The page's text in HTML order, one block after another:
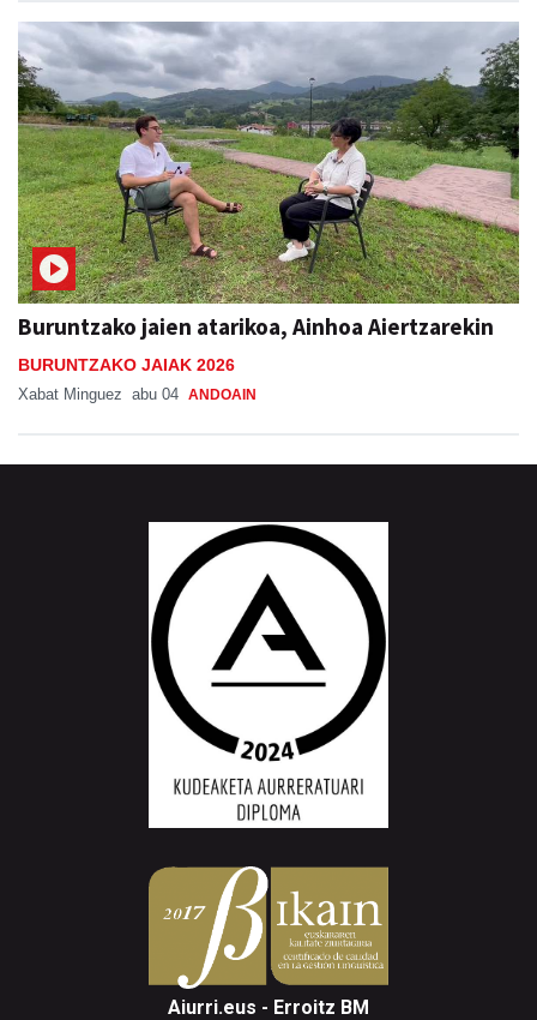
Buruntzako jaien atarikoa, Ainhoa Aiertzarekin
BURUNTZAKO JAIAK 2026
Xabat Minguez abu 04 ANDOAIN
Aiurri.eus - Erroitz BM